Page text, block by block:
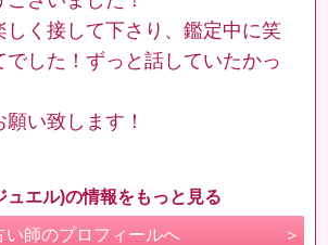
しく接して下さり、鑑定中に笑
でした！ずっと話していたかっ
い致します！
ュエル)の情報をもっと見る
い師のプロフィールへ